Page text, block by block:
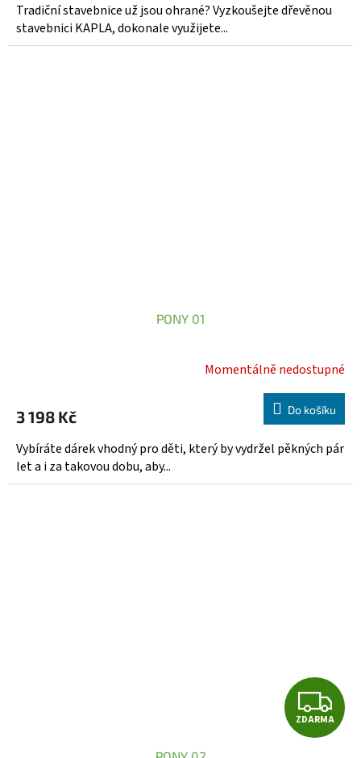
Tradiční stavebnice už jsou ohrané? Vyzkoušejte dřevěnou
stavebnici KAPLA, dokonale využijete...
PONY 01
produktu
je
5,0
z
5
Momentálně nedostupné
3 198 Kč Do košíku
Vybíráte dárek vhodný pro děti, který by vydržel pěkných pár
let a i za takovou dobu, aby...
Z
D
ZDARMA